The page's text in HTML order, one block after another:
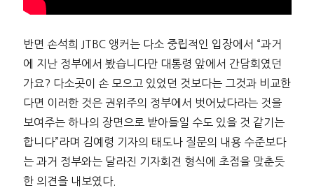
반면 손석희 JTBC 앵커는 다소 중립적인 입장에서 “과거
에 지난 정부에서 봤습니다만 대통령 앞에서 간담회였던
가요? 다소곳이 손 모으고 있었던 것보다는 그것과 비교한
다면 이러한 것은 권위주의 정부에서 벗어났다라는 것을
보여주는 하나의 장면으로 받아들일 수도 있을 것 같기는
합니다”라며 김예령 기자의 태도나 질문의 내용 수준보다
는 과거 정부와는 달라진 기자회견 형식에 초점을 맞춘듯
한 의견을 내보였다.